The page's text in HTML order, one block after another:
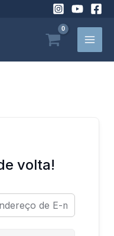
volta!